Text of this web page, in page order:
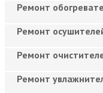
Ремонт
Ремонт
Ремонт
Ремонт